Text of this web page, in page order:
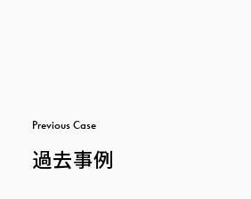
PreviousCase
過去事例